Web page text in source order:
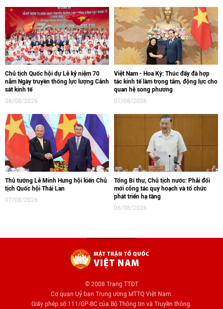
Chủ tịch Quốc hội dự Lễ kỷ niệm 70
năm Ngày truyền thống lực lượng Cảnh
sát kinh tế
08/08/2026
Việt Nam - Hoa Kỳ: Thúc đẩy đà hợp
tác kinh tế làm trọng tâm, động lực cho
quan hệ song phương
07/08/2026
Thủ tướng Lê Minh Hưng hội kiến Chủ
tịch Quốc hội Thái Lan
07/08/2026
Tổng Bí thư, Chủ tịch nước: Phải đổi
mới công tác quy hoạch và tổ chức
phát triển hạ tầng
06/08/2026
© 2008 Trang TTĐT
Cơ quan Uỷ ban Trung ương MTTQ Việt Nam.
Giấy phép số:111/GP-BC của Bộ Thông tin và Truyền thông.